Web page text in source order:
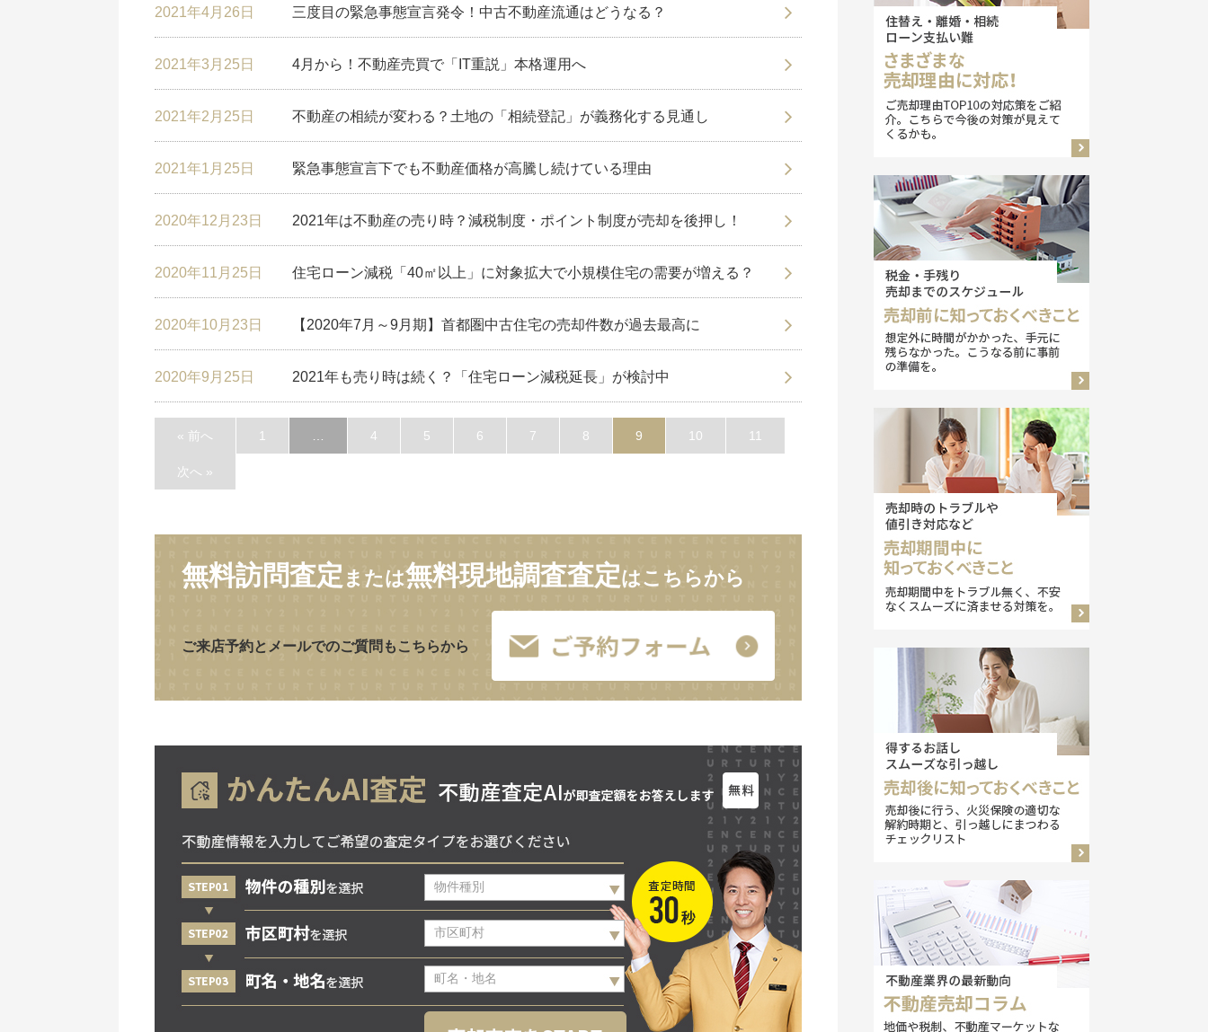
2021年4月26日 三度目の緊急事態宣言発令！中古不動産流通はどうなる？
2021年3月25日 4月から！不動産売買で「IT重説」本格運用へ
2021年2月25日 不動産の相続が変わる？土地の「相続登記」が義務化する見通し
2021年1月25日 緊急事態宣言下でも不動産価格が高騰し続けている理由
2020年12月23日 2021年は不動産の売り時？減税制度・ポイント制度が売却を後押し！
2020年11月25日 住宅ローン減税「40㎡以上」に対象拡大で小規模住宅の需要が増える？
2020年10月23日 【2020年7月～9月期】首都圏中古住宅の売却件数が過去最高に
2020年9月25日 2021年も売り時は続く？「住宅ローン減税延長」が検討中
« 前へ 1 4 5 6 7 8 9 10 11
次へ »
無料訪問査定 または無料現地調査査定はこちらから
ご来店予約とメールでのご質問もこちらから